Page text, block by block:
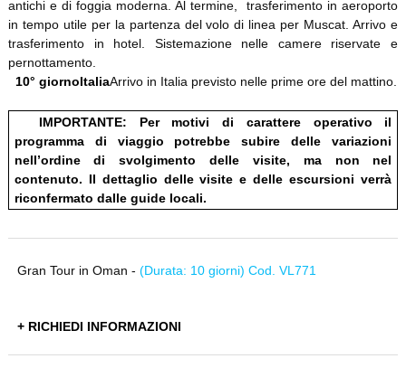
antichi e di foggia moderna. Al termine, trasferimento in aeroporto
in tempo utile per la partenza del volo di linea per Muscat. Arrivo e
trasferimento in hotel. Sistemazione nelle camere riservate e
pernottamento.
10° giornoItaliaArrivo in Italia previsto nelle prime ore del mattino.
IMPORTANTE: Per motivi di carattere operativo il
programma di viaggio potrebbe subire delle variazioni
nell’ordine di svolgimento delle visite, ma non nel
contenuto. Il dettaglio delle visite e delle escursioni verrà
riconfermato dalle guide locali.
Gran Tour in Oman - (Durata: 10 giorni) Cod. VL771
+ RICHIEDI INFORMAZIONI